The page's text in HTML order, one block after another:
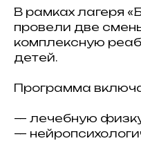
В рамках лагеря
провели две
комплексную
детей.
Программа
— лечебную
—